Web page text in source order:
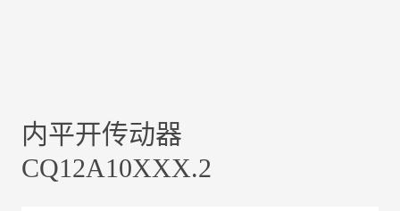
内平开传动器
CQ12A10XXX.2